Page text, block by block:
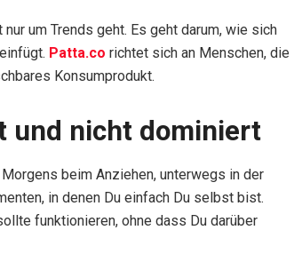
um Trends geht. Es geht darum, wie sich
Patta.co richtet sich an Menschen, die
Konsumprodukt.
und nicht dominiert
beim Anziehen, unterwegs in der
in denen Du einfach Du selbst bist.
funktionieren, ohne dass Du darüber